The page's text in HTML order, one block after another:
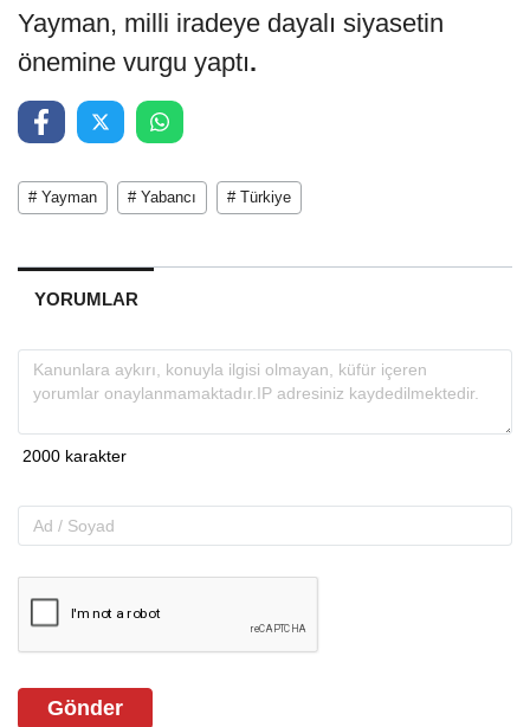
Yayman, milli iradeye dayalı siyasetin
önemine vurgu yaptı.
# Yayman # Yabancı # Türkiye
YORUMLAR
Gönder